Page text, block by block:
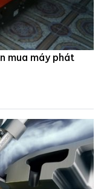
mua máy phát